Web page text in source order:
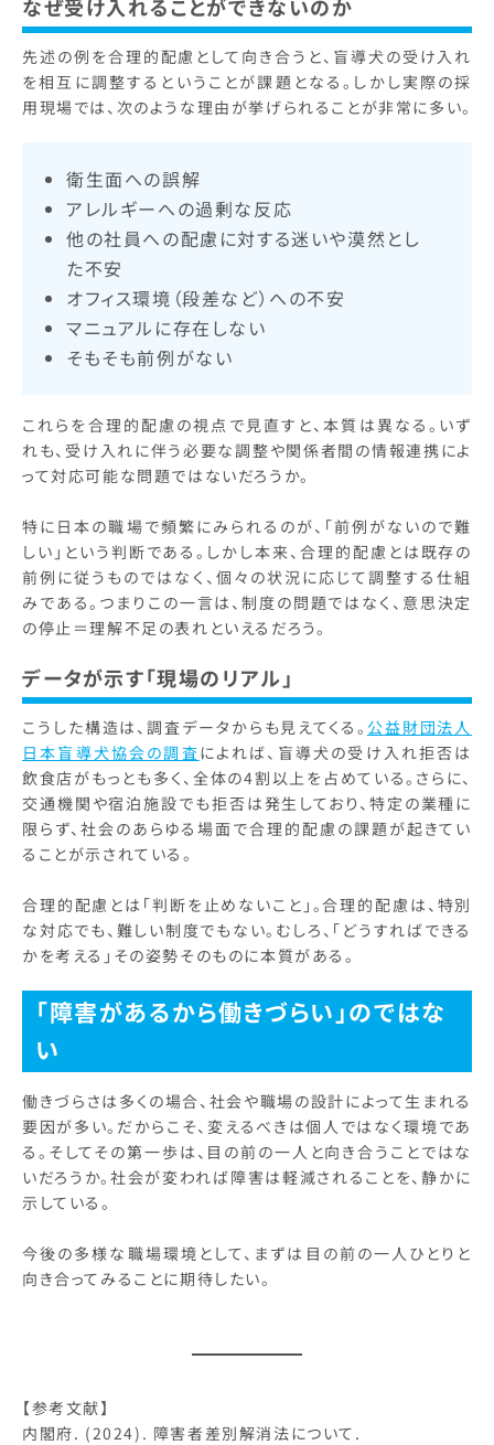
なぜ受け入れることができないのか
先述の例を合理的配慮として向き合うと、盲導犬の受け入れ
を相互に調整するということが課題となる。しかし実際の採
用現場では、次のような理由が挙げられることが非常に多い。
衛生面への誤解
アレルギーへの過剰な反応
他の社員への配慮に対する迷いや漠然とし
た不安
オフィス環境（段差など）への不安
マニュアルに存在しない
そもそも前例がない
これらを合理的配慮の視点で見直すと、本質は異なる。いず
れも、受け入れに伴う必要な調整や関係者間の情報連携によ
って対応可能な問題ではないだろうか。
特に日本の職場で頻繁にみられるのが、「前例がないので難
しい」という判断である。しかし本来、合理的配慮とは既存の
前例に従うものではなく、個々の状況に応じて調整する仕組
みである。つまりこの一言は、制度の問題ではなく、意思決定
の停止＝理解不足の表れといえるだろう。
データが示す「現場のリアル」
こうした構造は、調査データからも見えてくる。 公益財団法人
日本盲導犬協会の調査によれば、盲導犬の受け入れ拒否は
飲食店がもっとも多く、全体の4割以上を占めている。さらに、
交通機関や宿泊施設でも拒否は発生しており、特定の業種に
限らず、社会のあらゆる場面で合理的配慮の課題が起きてい
ることが示されている。
合理的配慮とは「判断を止めないこと」。合理的配慮は、特別
な対応でも、難しい制度でもない。むしろ、「どうすればできる
かを考える」その姿勢そのものに本質がある。
「障害があるから働きづらい」のではな
い
働きづらさは多くの場合、社会や職場の設計によって生まれる
要因が多い。だからこそ、変えるべきは個人ではなく環境であ
る。そしてその第一歩は、目の前の一人と向き合うことではな
いだろうか。社会が変われば障害は軽減されることを、静かに
示している。
今後の多様な職場環境として、まずは目の前の一人ひとりと
向き合ってみることに期待したい。
【参考文献】
内閣府. (2024). 障害者差別解消法について.